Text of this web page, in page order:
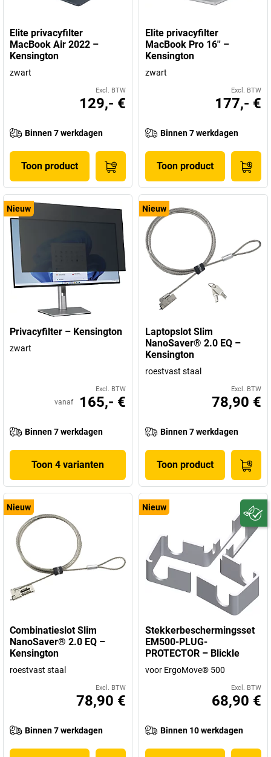
Elite privacyfilter
MacBook Air 2022 –
Kensington
zwart
Excl. BTW
129,- €
Binnen 7 werkdagen
Toon product
Elite privacyfilter
MacBook Pro 16'' –
Kensington
zwart
Excl. BTW
177,- €
Binnen 7 werkdagen
Toon product
Nieuw
Privacyfilter – Kensington
zwart
Excl. BTW
vanaf 165,- €
Binnen 7 werkdagen
Toon 4 varianten
Nieuw
Laptopslot Slim
NanoSaver® 2.0 EQ –
Kensington
roestvast staal
Excl. BTW
78,90 €
Binnen 7 werkdagen
Toon product
Nieuw
Combinatieslot Slim
NanoSaver® 2.0 EQ –
Kensington
roestvast staal
Excl. BTW
78,90 €
Binnen 7 werkdagen
Nieuw
Stekkerbeschermingsset
EM500-PLUG-
PROTECTOR – Blickle
voor ErgoMove® 500
Excl. BTW
68,90 €
Binnen 10 werkdagen